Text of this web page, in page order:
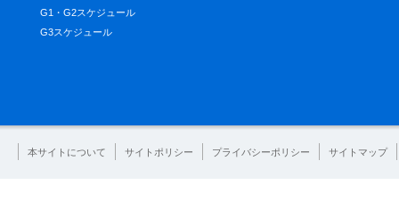
G1・G2スケジュール
G3スケジュール
本サイトについて サイトポリシー プライバシーポリシー サイトマップ